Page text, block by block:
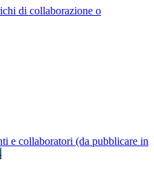
di collaborazione o
e collaboratori (da pubblicare in